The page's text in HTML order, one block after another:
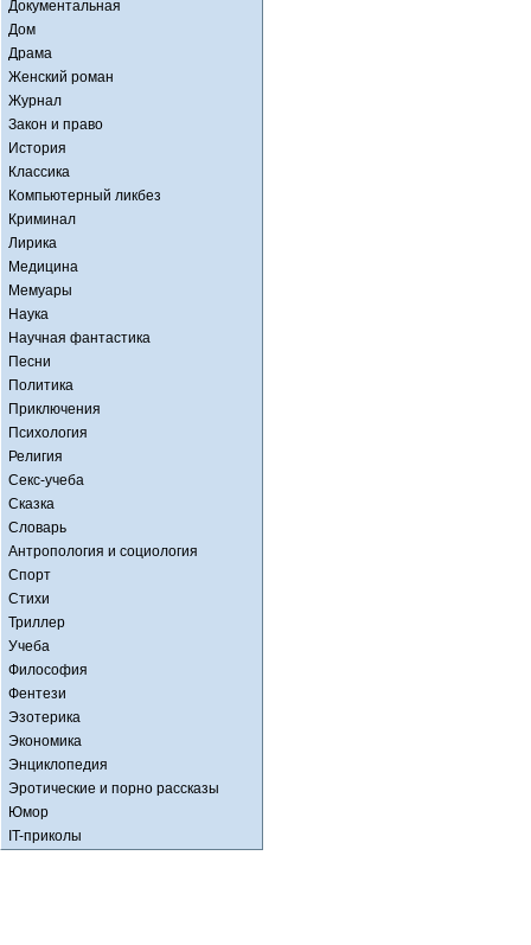
Документальная
Дом
Драма
Женский роман
Журнал
Закон и право
История
Классика
Компьютерный ликбез
Криминал
Лирика
Медицина
Мемуары
Наука
Научная фантастика
Песни
Политика
Приключения
Психология
Религия
Секс-учеба
Сказка
Словарь
Антропология и социология
Спорт
Стихи
Триллер
Учеба
Философия
Фентези
Эзотерика
Экономика
Энциклопедия
Эротические и порно рассказы
Юмор
IT-приколы